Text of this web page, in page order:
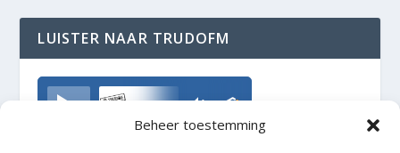
Beheer toestemming
LUISTER NAAR TRUDOFM
TrudoFM